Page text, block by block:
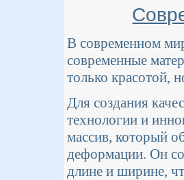
В современном
современные
только красотой,
Для создания
технологии и
массив, который
деформации. Он
длине и ширине,